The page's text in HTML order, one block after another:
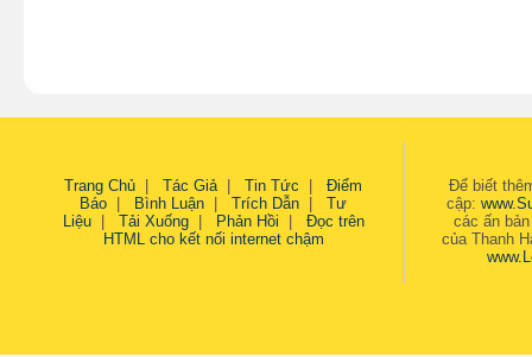
Trang Chủ Tác Giả| Tin Tức
Điểm
Báo
Bình Luận Trích Dẫn
Tư
Liệu| Tải Xuống| Phản Hồi
Đọc trên
HTML cho kết nối internet chậm
Để biết
cập:
các ấn
của Thanh